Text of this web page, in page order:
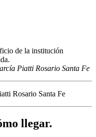
de la institución
Piatti Rosario Santa Fe
llegar.